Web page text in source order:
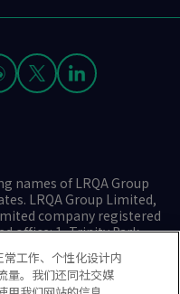
names of LRQA Group
LRQA Group Limited,
company registered
office: 1, Trinity Park,
工作、个性化设计内
量。我们还同社交媒